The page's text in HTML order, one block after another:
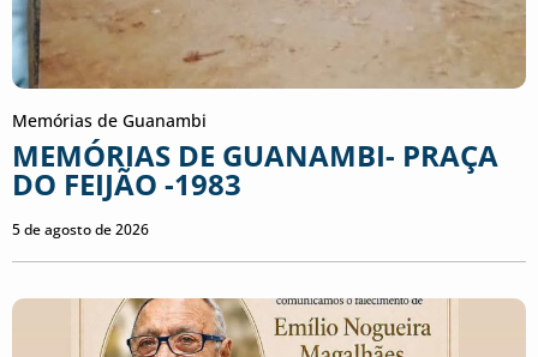
Memórias de Guanambi
MEMÓRIAS DE GUANAMBI- PRAÇA
DO FEIJÃO -1983
5 de agosto de 2026